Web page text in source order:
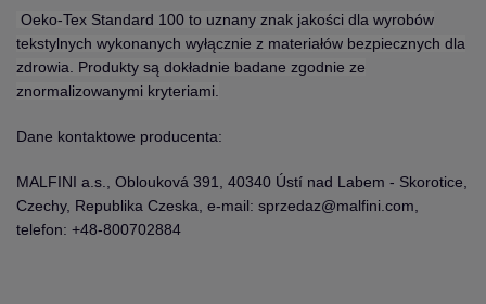
Oeko-Tex Standard 100 to uznany znak jakości dla wyrobów
tekstylnych wykonanych wyłącznie z materiałów bezpiecznych dla
zdrowia. Produkty są dokładnie badane zgodnie ze
znormalizowanymi kryteriami.
Dane kontaktowe producenta:
MALFINI a.s., Oblouková 391, 40340 Ústí nad Labem - Skorotice,
Czechy, Republika Czeska, e-mail: sprzedaz@malfini.com,
telefon: +48-800702884